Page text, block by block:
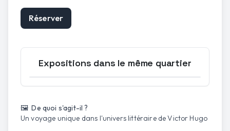
Réserver
Expositions dans le même quartier
🖼️ De quoi s'agit-il ?
Un voyage unique dans l'univers littéraire de Victor Hugo